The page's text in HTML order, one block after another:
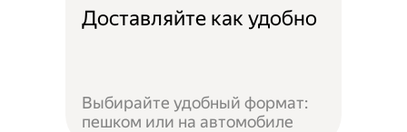
Доставляйте как удобно
Выбирайте удобный формат:
пешком или на автомобиле